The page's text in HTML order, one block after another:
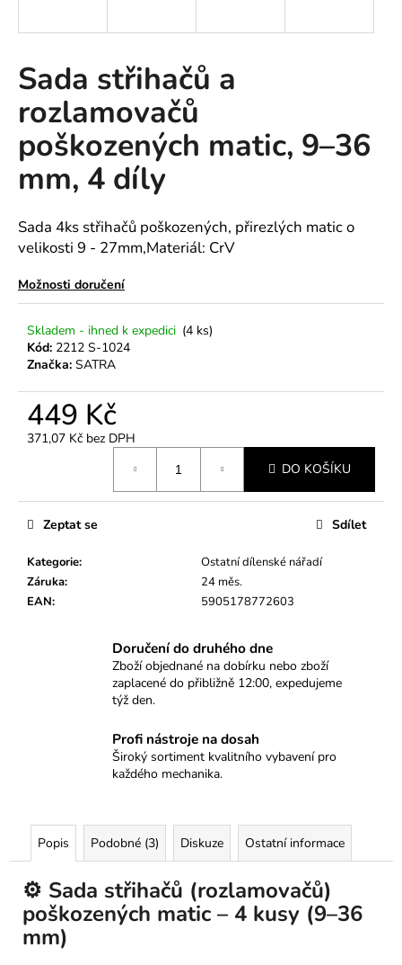
Sada střihačů a
rozlamovačů
poškozených matic, 9–36
mm, 4 díly
Sada 4ks střihačů poškozených, přirezlých matic o
velikosti 9 - 27mm,Materiál: CrV
Možnosti doručení
Skladem - ihned k expedici (4 ks)
Kód: 2212 S-1024
Značka: SATRA
449 Kč
371,07 Kč bez DPH
DO KOŠÍKU
Kategorie:
Ostatní dílenské nářadí
Záruka:
24 měs.
EAN: 5905178772603
Zeptat se Sdílet
Doručení do druhého dne
Zboží objednané na dobírku nebo zboží
zaplacené do přibližně 12:00, expedujeme
týž den.
Profi nástroje na dosah
Široký sortiment kvalitního vybavení pro
každého mechanika.
Popis Podobné (3) Diskuze Ostatní informace
⚙️ Sada střihačů (rozlamovačů)
poškozených matic – 4 kusy (9–36
mm)
í
t
?
D
o
p
o
u
u
e
PŘÍPRAVEK
NA
MONTÁŽ
ZADNÍHO